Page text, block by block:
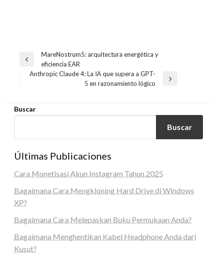
Navegación
Entrada
anterior
MareNostrum5: arquitectura energética y
eficiencia EAR
Anthropic Claude 4: La IA que supera a GPT-
5 en razonamiento lógico
Buscar
Buscar
Últimas Publicaciones
Cara Monetisasi Akun Instagram Tahun 2025
Bagaimana Cara Mengkloning Hard Drive di Windows
XP?
Bagaimana Cara Melepaskan Buku Permukaan Anda?
Bagaimana Menghentikan Kabel Headphone Anda dari
Kusut?